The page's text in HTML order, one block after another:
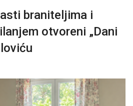
braniteljima i
otvoreni „Dani